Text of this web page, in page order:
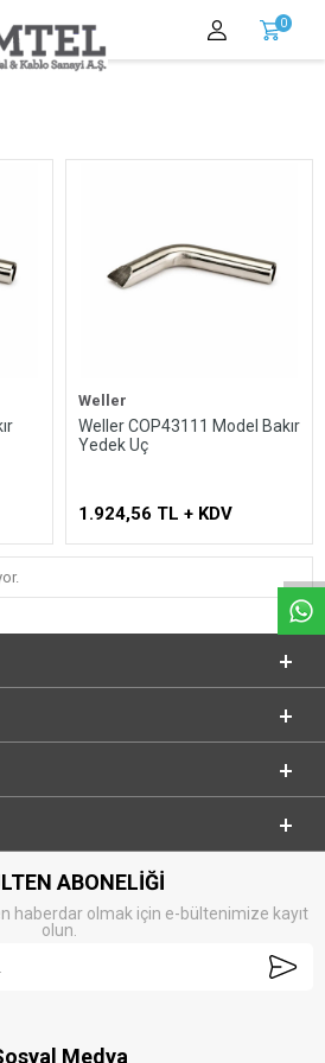
Whatsapp
0
Weller
Weller COP43111 Model Bakır
Yedek Uç
1.924,56 TL + KDV
ABONELİĞİ
haberdar olmak için e-bültenimize kayıt
olun.
Medya